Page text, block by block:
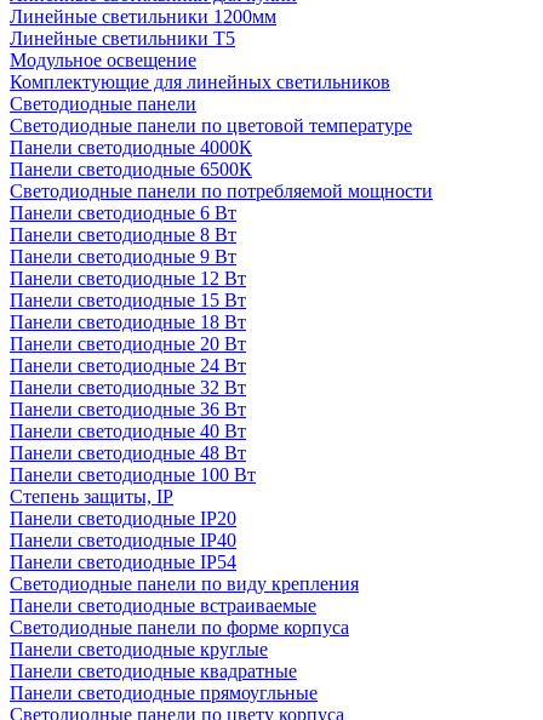
Линейные светильники 1200мм
Линейные светильники Т5
Модульное освещение
Комплектующие для линейных светильников
Светодиодные панели
Светодиодные панели по цветовой температуре
Панели светодиодные 4000К
Панели светодиодные 6500К
Светодиодные панели по потребляемой мощности
Панели светодиодные 6 Вт
Панели светодиодные 8 Вт
Панели светодиодные 9 Вт
Панели светодиодные 12 Вт
Панели светодиодные 15 Вт
Панели светодиодные 18 Вт
Панели светодиодные 20 Вт
Панели светодиодные 24 Вт
Панели светодиодные 32 Вт
Панели светодиодные 36 Вт
Панели светодиодные 40 Вт
Панели светодиодные 48 Вт
Панели светодиодные 100 Вт
Степень защиты, IP
Панели светодиодные IP20
Панели светодиодные IP40
Панели светодиодные IP54
Светодиодные панели по виду крепления
Панели светодиодные встраиваемые
Светодиодные панели по форме корпуса
Панели светодиодные круглые
Панели светодиодные квадратные
Панели светодиодные прямоугльные
Светодиодные панели по цвету корпуса